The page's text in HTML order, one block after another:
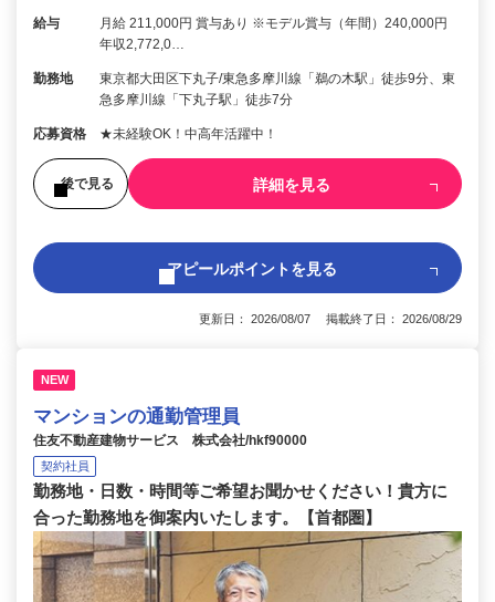
給与
月給 211,000円 賞与あり ※モデル賞与（年間）240,000円
年収2,772,0…
勤務地
東京都大田区下丸子/東急多摩川線「鵜の木駅」徒歩9分、東
急多摩川線「下丸子駅」徒歩7分
応募資格 ★未経験OK！中高年活躍中！
後で見る 詳細を見る
アピールポイントを見る
更新日： 2026/08/07 掲載終了日： 2026/08/29
NEW
マンションの通勤管理員
住友不動産建物サービス 株式会社/hkf90000
契約社員
勤務地・日数・時間等ご希望お聞かせください！貴方に
合った勤務地を御案内いたします。【首都圏】